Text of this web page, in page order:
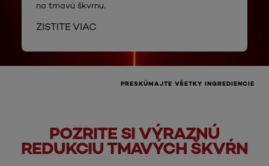
na tmavú škvrnu.
ZISTITE VIAC
PRESKÚMAJTE VŠETKY INGREDIENCIE
POZRITE SI VÝRAZNÚ
REDUKCIU TMAVÝCH ŠKVŔN
Pred Po